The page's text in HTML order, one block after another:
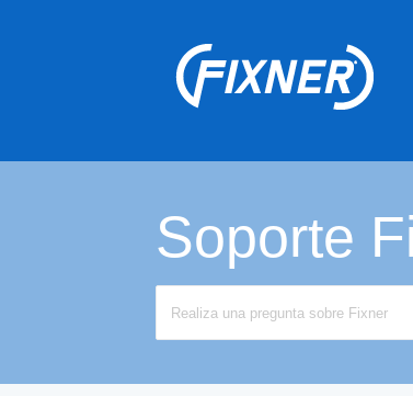
Soporte